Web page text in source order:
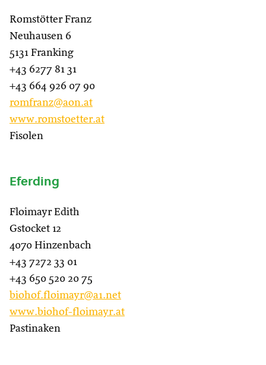
Romstötter Franz
Neuhausen 6
5131 Franking
+43 6277 81 31
+43 664 926 07 90
romfranz@aon.at
www.romstoetter.at
Fisolen
Eferding
Floimayr Edith
Gstocket 12
4070 Hinzenbach
+43 7272 33 01
+43 650 520 20 75
biohof.floimayr@a1.net
www.biohof-floimayr.at
Pastinaken